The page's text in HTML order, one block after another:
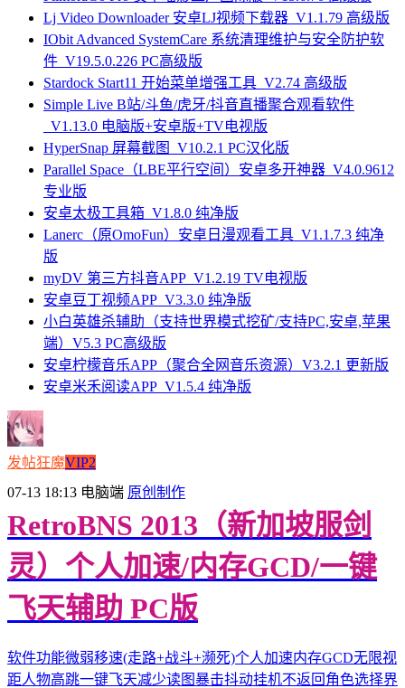
Lj Video Downloader 安卓LJ视频下载器_V1.1.79 高级版
IObit Advanced SystemCare 系统清理维护与安全防护软
件_V19.5.0.226 PC高级版
Stardock Start11 开始菜单增强工具_V2.74 高级版
Simple Live B站/斗鱼/虎牙/抖音直播聚合观看软件
_V1.13.0 电脑版+安卓版+TV电视版
HyperSnap 屏幕截图_V10.2.1 PC汉化版
Parallel Space（LBE平行空间）安卓多开神器_V4.0.9612
专业版
安卓太极工具箱_V1.8.0 纯净版
Lanerc（原OmoFun）安卓日漫观看工具_V1.1.7.3 纯净
版
myDV 第三方抖音APP_V1.2.19 TV电视版
安卓豆丁视频APP_V3.3.0 纯净版
小白英雄杀辅助（支持世界模式挖矿/支持PC,安卓,苹果
端）V5.3 PC高级版
安卓柠檬音乐APP（聚合全网音乐资源）V3.2.1 更新版
安卓米禾阅读APP_V1.5.4 纯净版
发帖狂魔VIP2
07-13 18:13 电脑端 原创制作
RetroBNS 2013（新加坡服剑
灵）个人加速/内存GCD/一键
飞天辅助 PC版
软件功能微弱移速(走路+战斗+濒死)个人加速内存GCD无限视
距人物高跳一键飞天减少读图暴击抖动挂机不返回角色选择界